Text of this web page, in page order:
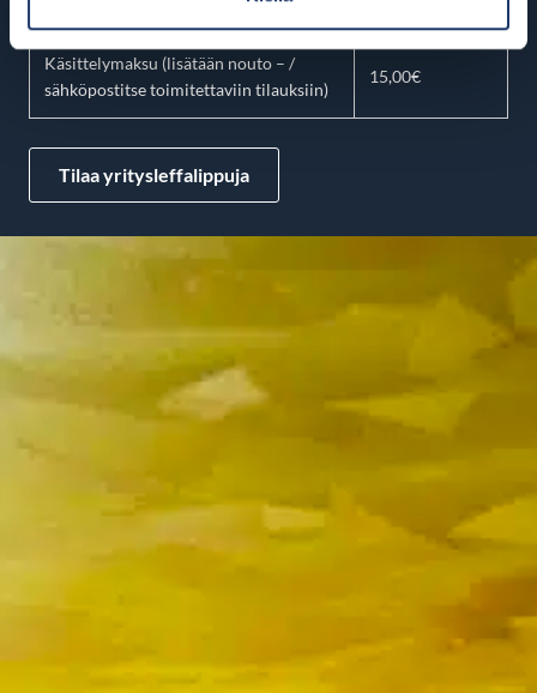
Käsittelymaksu (lisätään nouto – /
sähköpostitse toimitettaviin tilauksiin)
15,00€
Tilaa yritysleffalippuja